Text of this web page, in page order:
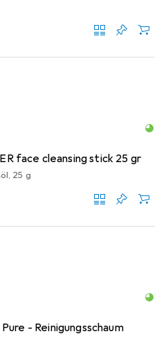
face cleansing stick 25 gr
25 g
- Reinigungsschaum